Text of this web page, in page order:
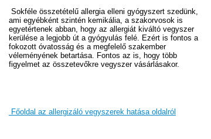
Sokféle összetételű allergia elleni gyógyszert szedünk,
ami egyébként szintén kemikália, a szakorvosok is
egyetértenek abban, hogy az allergiát kiváltó vegyszer
kerülése a legjobb út a gyógyulás felé. Ezért is fontos a
fokozott óvatosság és a megfelelő szakember
véleményének betartása. Fontos az is, hogy több
figyelmet az összetevőkre vegyszer vásárlásakor.
Főoldal az allergizáló vegyszerek hatása oldalról